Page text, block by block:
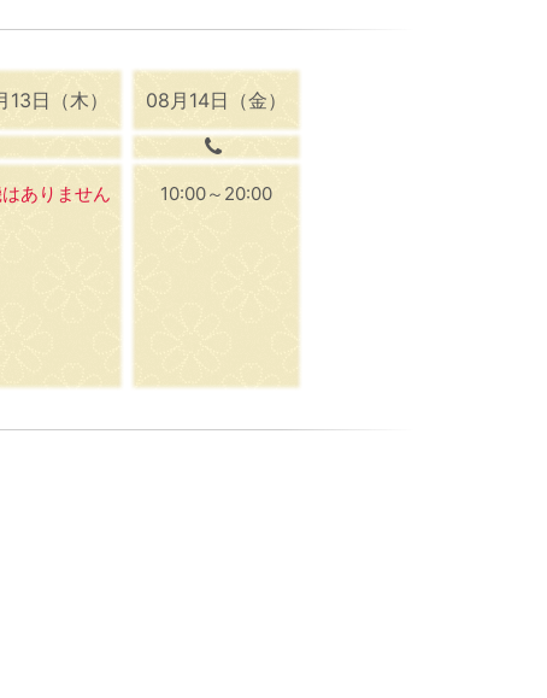
13日（木）
ありません
08月14日（金）
10:00～20:00